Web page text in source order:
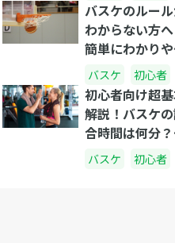
バスケのルー
わからない方へ
簡単にわかり
く説明しましょ
う！
バスケ 初心者
初心者向け超
解説！バスケ
合時間は何分
憩中は何をして
バスケ 初心者